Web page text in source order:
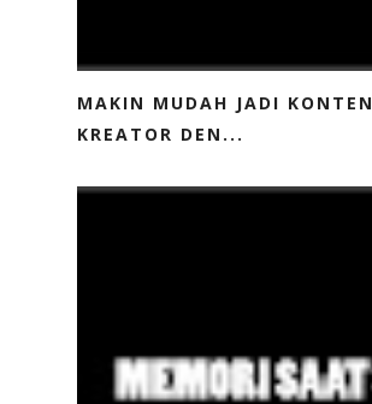
MAKIN MUDAH JADI KONTEN
KREATOR DEN...